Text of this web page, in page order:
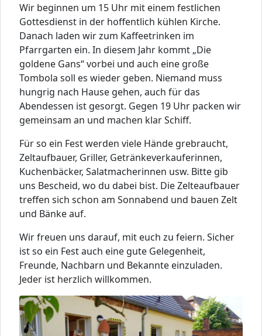
Wir beginnen um 15 Uhr mit einem festlichen
Gottesdienst in der hoffentlich kühlen Kirche.
Danach laden wir zum Kaffeetrinken im
Pfarrgarten ein. In diesem Jahr kommt „Die
goldene Gans“ vorbei und auch eine große
Tombola soll es wieder geben. Niemand muss
hungrig nach Hause gehen, auch für das
Abendessen ist gesorgt. Gegen 19 Uhr packen wir
gemeinsam an und machen klar Schiff.
Für so ein Fest werden viele Hände grebraucht,
Zeltaufbauer, Griller, Getränkeverkauferinnen,
Kuchenbäcker, Salatmacherinnen usw. Bitte gib
uns Bescheid, wo du dabei bist. Die Zelteaufbauer
treffen sich schon am Sonnabend und bauen Zelt
und Bänke auf.
Wir freuen uns darauf, mit euch zu feiern. Sicher
ist so ein Fest auch eine gute Gelegenheit,
Freunde, Nachbarn und Bekannte einzuladen.
Jeder ist herzlich willkommen.